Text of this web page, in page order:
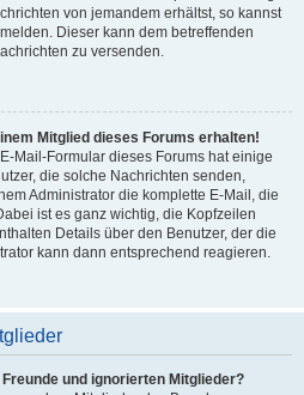
von jemandem erhältst, so kannst
Dieser kann dem betreffenden
zu versenden.
Mitglied dieses Forums erhalten!
Mail-Formular dieses Forums hat einige
die solche Nachrichten senden,
Administrator die komplette E-Mail, die
ist es ganz wichtig, die Kopfzeilen
Details über den Benutzer, der die
kann dann entsprechend reagieren.
und ignorierten Mitglieder?